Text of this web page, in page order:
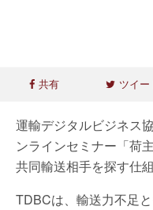
共有 ツイー
運輸デジタルビジネス
ンラインセミナー「荷
共同輸送相手を探す仕
TDBCは、輸送力不足